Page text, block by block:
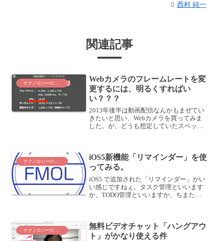
西村 純一
関連記事
Webカメラのフレームレートを変
更するには、明るくすればい
い？？？
2013年後半は動画配信なんかもまぜてい
きたいと思い、Webカメラを買ってみま
した。が、どうも想定していたスペック
"-;今回、買ったWe...
テクノロジーのこと
iOS5新機能「リマインダー」を使
ってみる。
iOS5 で追加された「リマインダー」がい
い感じですねぇ。タスク管理といいます
か、TODO管理といいますか、ちまたで
ろは、iClou...
テクノロジーのこと
無料ビデオチャット「ハングアウ
ト」がかなり使える件